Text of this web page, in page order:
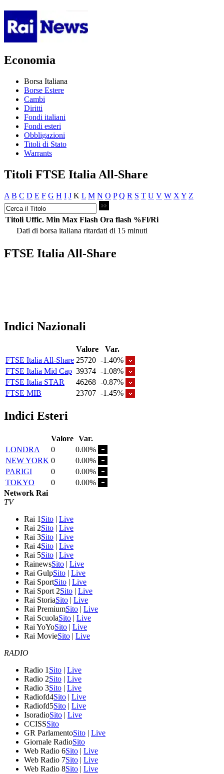
Economia
Borsa Italiana
Borse Estere
Cambi
Diritti
Fondi italiani
Fondi esteri
Obbligazioni
Titoli di Stato
Warrants
Titoli FTSE Italia All-Share
A B C D E F G H I J K L M N O P Q R S T U V W X Y Z
Titoli Uffic. Min Max Flash Ora flash %Fl/Ri
Dati di borsa italiana ritardati di 15 minuti
FTSE Italia All-Share
Indici Nazionali
Valore
Var.
FTSE Italia All-Share 25720 -1.40%
FTSE Italia Mid Cap 39374 -1.08%
FTSE Italia STAR
46268 -0.87%
FTSE MIB
23707 -1.45%
Indici Esteri
Valore Var.
LONDRA
0
0.00%
NEW YORK 0
0.00%
PARIGI
0
0.00%
TOKYO
0
0.00%
Network Rai
TV
Rai 1 Sito | Live
Rai 2Sito | Live
Rai 3Sito | Live
Rai 4Sito | Live
Rai 5Sito | Live
RainewsSito | Live
Rai GulpSito | Live
Rai SportSito | Live
Rai Sport 2Sito | Live
Rai StoriaSito | Live
Rai PremiumSito | Live
Rai ScuolaSito | Live
Rai YoYoSito | Live
Rai MovieSito | Live
RADIO
Radio 1 Sito | Live
Radio 2Sito | Live
Radio 3Sito | Live
Radiofd4Sito | Live
Radiofd5Sito | Live
IsoradioSito | Live
CCISSSito
GR ParlamentoSito | Live
Giornale RadioSito
Web Radio 6Sito | Live
Web Radio 7Sito | Live
Web Radio 8Sito | Live